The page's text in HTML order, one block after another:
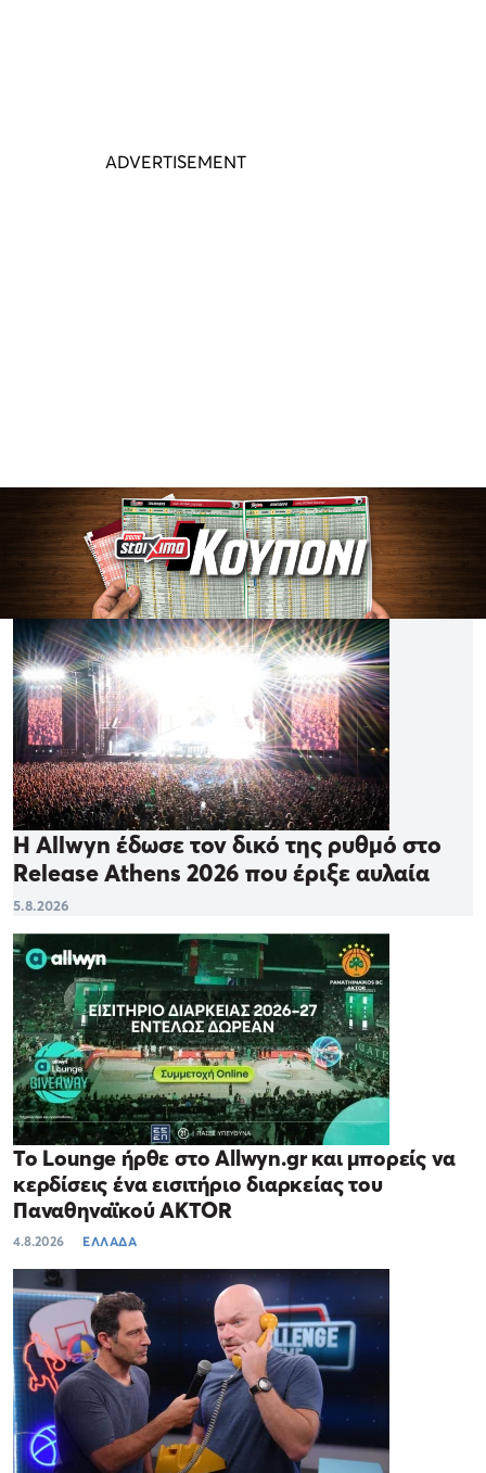
Η Allwyn έδωσε τον δικό της ρυθμό στο
Release Athens 2026 που έριξε αυλαία
5.8.2026
Το Lounge ήρθε στο Allwyn.gr και μπορείς να
κερδίσεις ένα εισιτήριο διαρκείας του
Παναθηναϊκού AKTOR
4.8.2026 ΕΛΛΑΔΑ